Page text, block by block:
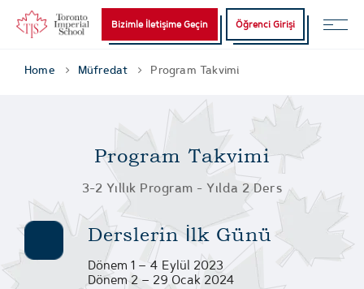
Bizimle İletişime Geçin Öğrenci Girişi
Home Müfredat Program Takvimi
Program Takvimi
3-2 Yıllık Program - Yılda 2 Ders
Derslerin İlk Günü
Dönem 1 – 4 Eylül 2023
Dönem 2 – 29 Ocak 2024